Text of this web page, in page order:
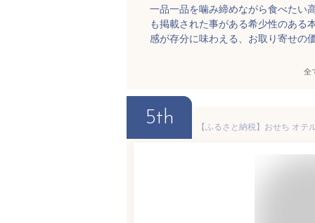
一品一品を噛み締めながら食べたい
も掲載された事がある希少性のある
感が存分に味わえる、お取り寄せの
全
5th